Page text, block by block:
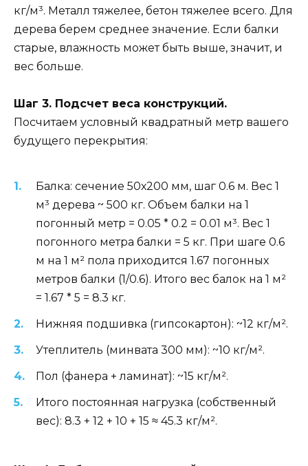
кг/м³. Металл тяжелее, бетон тяжелее всего. Для
дерева берем среднее значение. Если балки
старые, влажность может быть выше, значит, и
вес больше.
Шаг 3. Подсчет веса конструкций.
Посчитаем условный квадратный метр вашего
будущего перекрытия:
Балка: сечение 50х200 мм, шаг 0.6 м. Вес 1
м³ дерева ~ 500 кг. Объем балки на 1
погонный метр = 0.05 * 0.2 = 0.01 м³. Вес 1
погонного метра балки = 5 кг. При шаге 0.6
м на 1 м² пола приходится 1.67 погонных
метров балки (1/0.6). Итого вес балок на 1 м²
= 1.67 * 5 = 8.3 кг.
Нижняя подшивка (гипсокартон): ~12 кг/м².
Утеплитель (минвата 300 мм): ~10 кг/м².
Пол (фанера + ламинат): ~15 кг/м².
Итого постоянная нагрузка (собственный
вес): 8.3 + 12 + 10 + 15 ≈ 45.3 кг/м².